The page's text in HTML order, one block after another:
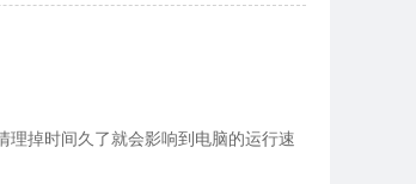
理掉时间久了就会影响到电脑的运行速